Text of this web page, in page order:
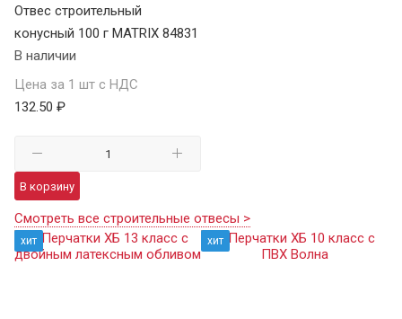
Отвес строительный
конусный 100 г MATRIX 84831
В наличии
Цена за 1 шт с НДС
132.50 ₽
В корзину
Смотреть все строительные отвесы >
хит хит